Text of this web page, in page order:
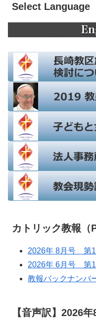
Select Language
カトリック教報（
2026年 8月号 第
2026年 6月号 第
教報バックナンバ
【音声訳】2026